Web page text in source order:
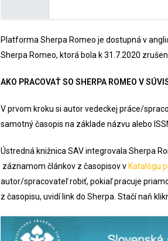
Platforma Sherpa Romeo je dostupná v
Sherpa Romeo, ktorá bola k 31.7.2020
AKO PRACOVAŤ SO SHERPA ROMEO V
V prvom kroku si autor vedeckej práce/
samotný časopis na základe názvu alebo
Ústredná knižnica SAV integrovala Sherpa
záznamom článkov z časopisov v Katalógu
autor/spracovateľ robiť, pokiaľ pracuje
z časopisu, uvidí link do Sherpa. Stačí naň